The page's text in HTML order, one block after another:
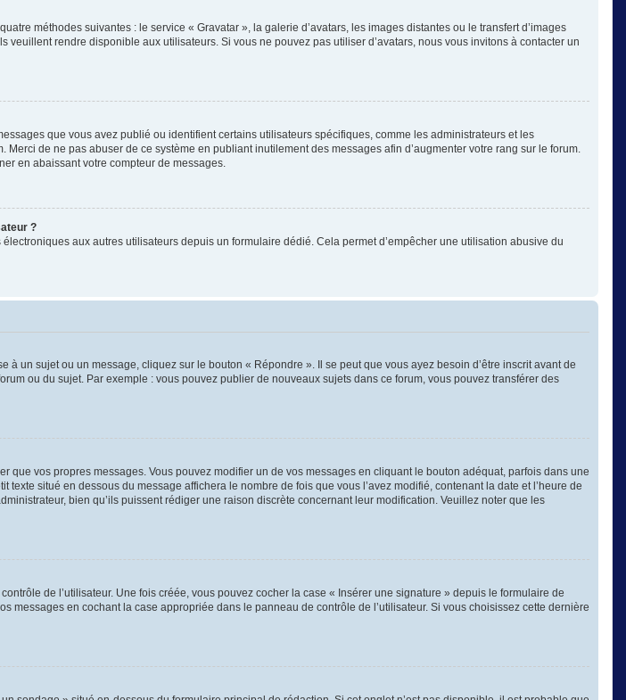
méthodes suivantes : le service « Gravatar », la galerie d’avatars, les images distantes ou le transfert d’images
rendre disponible aux utilisateurs. Si vous ne pouvez pas utiliser d’avatars, nous vous invitons à contacter un
que vous avez publié ou identifient certains utilisateurs spécifiques, comme les administrateurs et les
de ne pas abuser de ce système en publiant inutilement des messages afin d’augmenter votre rang sur le forum.
en abaissant votre compteur de messages.
?
aux autres utilisateurs depuis un formulaire dédié. Cela permet d’empêcher une utilisation abusive du
un sujet ou un message, cliquez sur le bouton « Répondre ». Il se peut que vous ayez besoin d’être inscrit avant de
ou du sujet. Par exemple : vous pouvez publier de nouveaux sujets dans ce forum, vous pouvez transférer des
vos propres messages. Vous pouvez modifier un de vos messages en cliquant le bouton adéquat, parfois dans une
situé en dessous du message affichera le nombre de fois que vous l’avez modifié, contenant la date et l’heure de
bien qu’ils puissent rédiger une raison discrète concernant leur modification. Veuillez noter que les
de l’utilisateur. Une fois créée, vous pouvez cocher la case « Insérer une signature » depuis le formulaire de
en cochant la case appropriée dans le panneau de contrôle de l’utilisateur. Si vous choisissez cette dernière